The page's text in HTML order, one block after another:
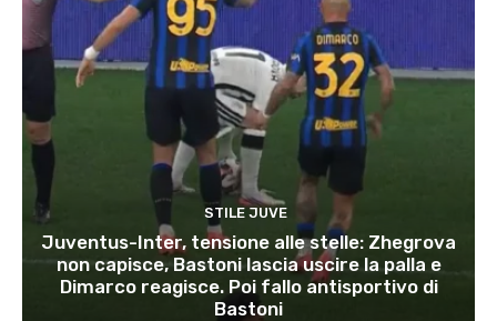
STILE JUVE
Juventus-Inter, tensione alle stelle: Zhegrova
non capisce, Bastoni lascia uscire la palla e
Dimarco reagisce. Poi fallo antisportivo di
Bastoni